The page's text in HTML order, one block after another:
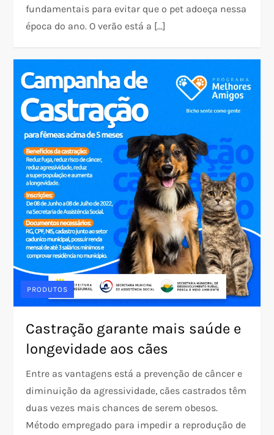
fundamentais para evitar que o pet adoeça nessa
época do ano. O verão está a […]
PRODUTOS
Castração garante mais saúde e
longevidade aos cães
Entre as vantagens está a prevenção de câncer e
diminuição da agressividade, cães castrados têm
duas vezes mais chances de serem obesos.
Método empregado para impedir a reprodução de